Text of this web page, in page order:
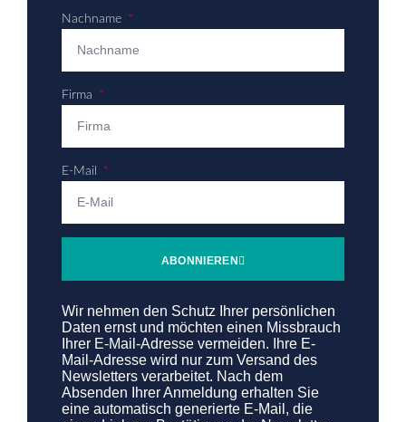
Nachname
Firma
E-Mail
ABONNIEREN
Wir nehmen den Schutz Ihrer persönlichen
Daten ernst und möchten einen Missbrauch
Ihrer E-Mail-Adresse vermeiden. Ihre E-
Mail-Adresse wird nur zum Versand des
Newsletters verarbeitet. Nach dem
Absenden Ihrer Anmeldung erhalten Sie
eine automatisch generierte E-Mail, die